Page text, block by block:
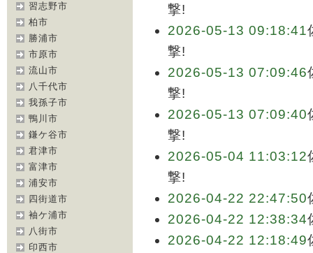
習志野市
柏市
勝浦市
市原市
流山市
八千代市
我孫子市
鴨川市
鎌ケ谷市
君津市
富津市
浦安市
四街道市
袖ケ浦市
八街市
印西市
撃!
2026-05-13 09:18:41
撃!
2026-05-13 07:09:46
撃!
2026-05-13 07:09:40
撃!
2026-05-04 11:03:12
撃!
2026-04-22 22:47:50
2026-04-22 12:38:34
2026-04-22 12:18:49